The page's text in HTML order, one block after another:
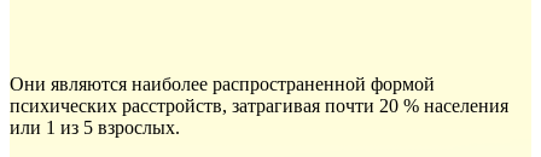
Они являются наиболее распространенной формой
психических расстройств, затрагивая почти 20 % населения
или 1 из 5 взрослых.